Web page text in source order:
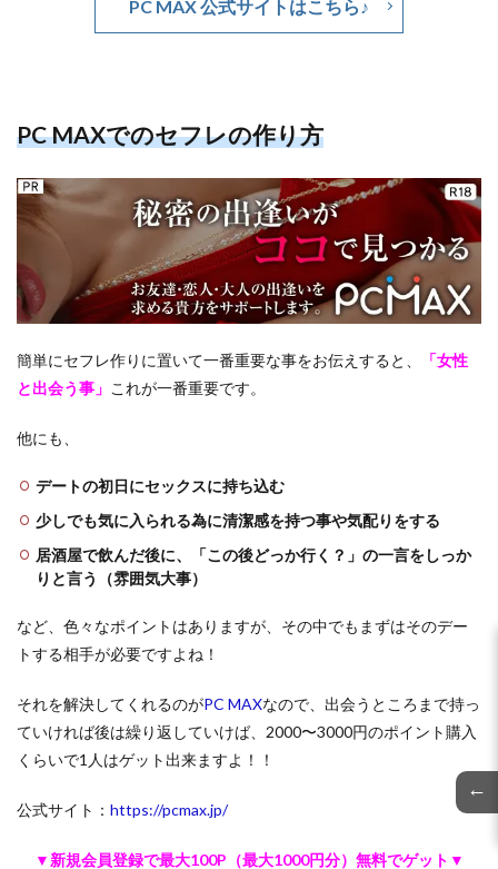
PC MAX 公式サイトはこちら♪
PC MAXでのセフレの作り方
簡単にセフレ作りに置いて一番重要な事をお伝えすると、
「女性
と出会う事」 これが一番重要です。
他にも、
デートの初日にセックスに持ち込む
少しでも気に入られる為に清潔感を持つ事や気配りをする
居酒屋で飲んだ後に、「この後どっか行く？」の一言をしっか
りと言う（雰囲気大事）
など、色々なポイントはありますが、その中でもまずはそのデー
トする相手が必要ですよね！
それを解決してくれるのがPC MAXなので、出会うところまで持っ
ていければ後は繰り返していけば、2000〜3000円のポイント購入
くらいで1人はゲット出来ますよ！！
公式サイト： https://pcmax.jp/
▼新規会員登録で最大100P（最大1000円分）無料でゲット▼
←